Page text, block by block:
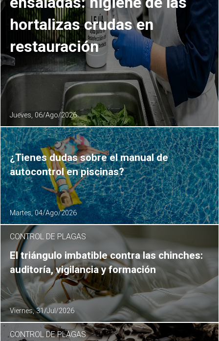
hortalizas crudas en
restauración
Jueves, 06/Ago/2026
¿Tienes dudas sobre el manual de
autocontrol en piscinas?
Martes, 04/Ago/2026
CONTROL DE PLAGAS
El triángulo imbatible contra las chinches:
auditoría, vigilancia y formación
Viernes, 31/Jul/2026
CONTROL DE PLAGAS